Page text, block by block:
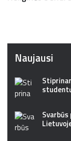
Naujausi